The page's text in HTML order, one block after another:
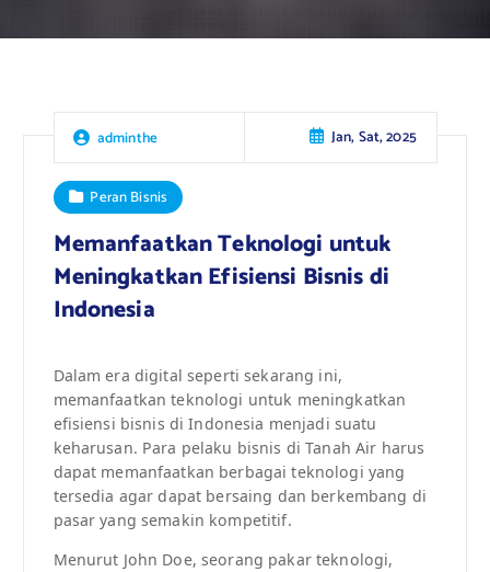
adminthe Jan, Sat, 2025
Peran Bisnis
Memanfaatkan Teknologi untuk
Meningkatkan Efisiensi Bisnis di
Indonesia
Dalam era digital seperti sekarang ini,
memanfaatkan teknologi untuk meningkatkan
efisiensi bisnis di Indonesia menjadi suatu
keharusan. Para pelaku bisnis di Tanah Air harus
dapat memanfaatkan berbagai teknologi yang
tersedia agar dapat bersaing dan berkembang di
pasar yang semakin kompetitif.
Menurut John Doe, seorang pakar teknologi,